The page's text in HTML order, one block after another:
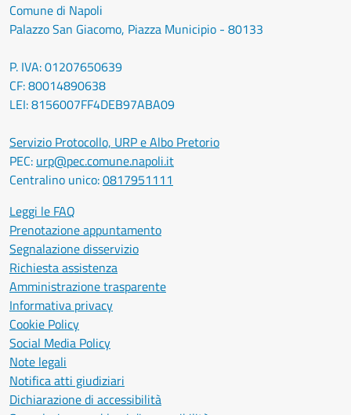
Comune di Napoli
Palazzo San Giacomo, Piazza Municipio - 80133
P. IVA: 01207650639
CF: 80014890638
LEI: 8156007FF4DEB97ABA09
Servizio Protocollo, URP e Albo Pretorio
PEC: urp@pec.comune.napoli.it
Centralino unico:0817951111
Leggi le FAQ
Prenotazione appuntamento
Segnalazione disservizio
Richiesta assistenza
Amministrazione trasparente
Informativa privacy
Cookie Policy
Social Media Policy
Note legali
Notifica atti giudiziari
Dichiarazione di accessibilità